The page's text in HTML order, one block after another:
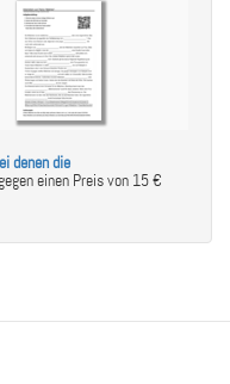
denen die
einen Preis von 15 €